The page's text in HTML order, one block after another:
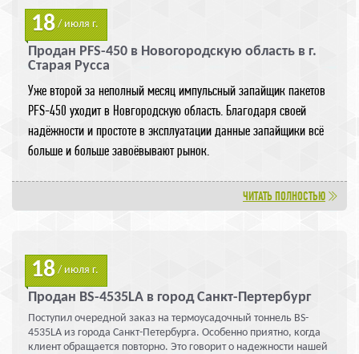
18/ июля г.
Продан PFS-450 в Новогородскую область в г.
Старая Русса
Уже второй за неполный месяц импульсный запайщик пакетов
PFS-450 уходит в Новгородскую область. Благодаря своей
надёжности и простоте в эксплуатации данные запайщики всё
больше и больше завоёвывают рынок.
ЧИТАТЬ ПОЛНОСТЬЮ
18/ июля г.
Продан BS-4535LA в город Санкт-Пертербург
Поступил очередной заказ на термоусадочный тоннель BS-
4535LA из города Санкт-Петербурга. Особенно приятно, когда
клиент обращается повторно. Это говорит о надежности нашей